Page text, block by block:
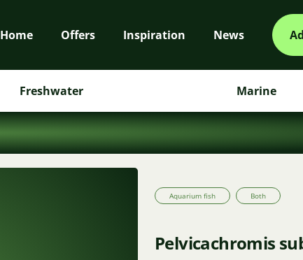
Home Offers Inspiration News
Freshwater Marine
Aquarium fish Both
Pelvicachromis